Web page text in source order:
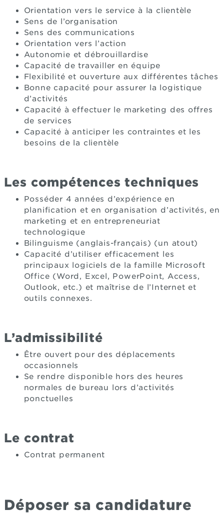
Orientation vers le service à la clientèle
Sens de l’organisation
Sens des communications
Orientation vers l’action
Autonomie et débrouillardise
Capacité de travailler en équipe
Flexibilité et ouverture aux différentes tâches
Bonne capacité pour assurer la logistique
d’activités
Capacité à effectuer le marketing des offres
de services
Capacité à anticiper les contraintes et les
besoins de la clientèle
Les compétences techniques
Posséder 4 années d’expérience en
planification et en organisation d’activités, en
marketing et en entrepreneuriat
technologique
Bilinguisme (anglais-français) (un atout)
Capacité d’utiliser efficacement les
principaux logiciels de la famille Microsoft
Office (Word, Excel, PowerPoint, Access,
Outlook, etc.) et maîtrise de l’Internet et
outils connexes.
L’admissibilité
Être ouvert pour des déplacements
occasionnels
Se rendre disponible hors des heures
normales de bureau lors d’activités
ponctuelles
Le contrat
Contrat permanent
Déposer sa candidature